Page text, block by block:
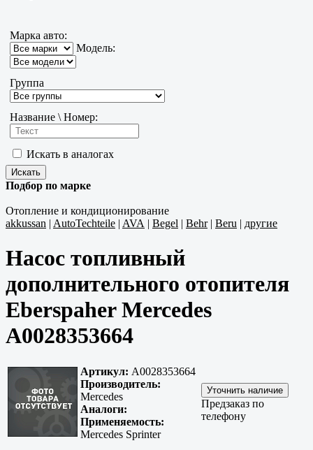
Марка авто:
Модель:
Группа
Название \ Номер:
Искать в аналогах
Подбор по марке
Отопление и кондиционирование
akkussan | AutoTechteile | AVA | Begel | Behr| Beru | другие
Насос топливный
дополнительного отопителя
Eberspaher Mercedes
A0028353664
Артикул: A0028353664
Производитель:
Mercedes
Аналоги:
Применяемость:
Mercedes Sprinter
Предзаказ по
телефону